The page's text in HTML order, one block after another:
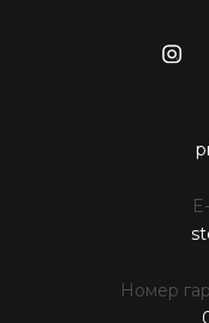
Номер